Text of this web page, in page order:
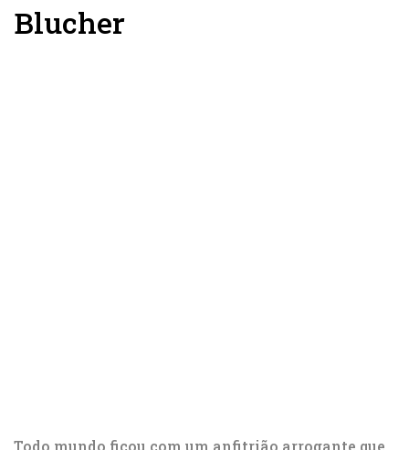
Blucher
Todo mundo ficou com um anfitrião arrogante que